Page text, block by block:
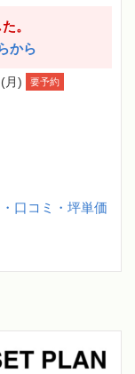
。
から
月) 要予約
口コミ・坪単価